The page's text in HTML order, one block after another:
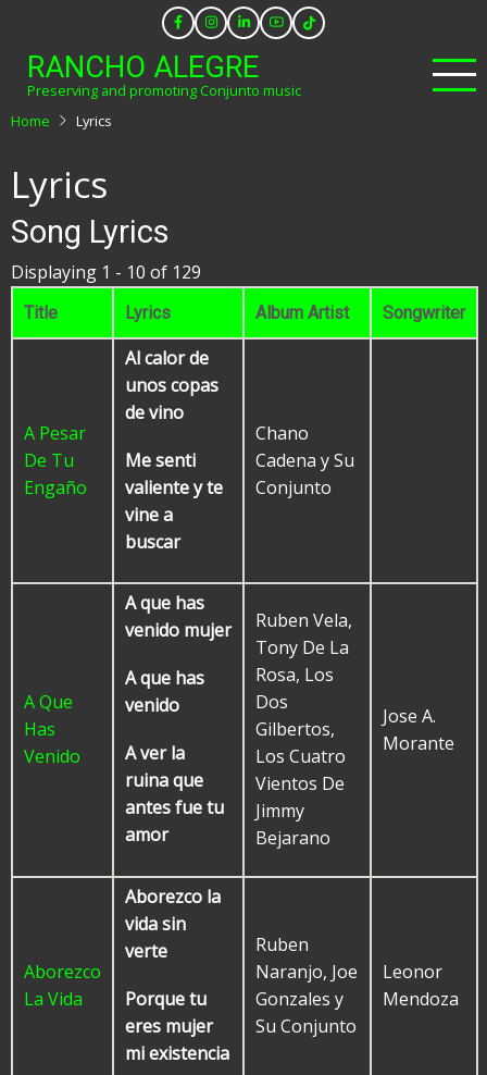
main
content
RANCHO ALEGRE
Preserving and promoting Conjunto music
Home
Lyrics
Lyrics
Song Lyrics
Displaying 1 - 10 of 129
Title Lyrics Album Artist Songwriter
A Pesar
De Tu
Engaño
Al calor de
unos copas
de vino
Me senti
valiente y te
vine a
buscar
Chano
Cadena y Su
Conjunto
A Que
Has
Venido
A que has
venido mujer
A que has
venido
A ver la
ruina que
antes fue tu
amor
Ruben Vela,
Tony De La
Rosa, Los
Dos
Gilbertos,
Los Cuatro
Vientos De
Jimmy
Bejarano
Jose A.
Morante
Aborezco
La Vida
Aborezco la
vida sin
verte
Porque tu
eres mujer
mi existencia
Ruben
Naranjo, Joe
Gonzales y
Su Conjunto
Leonor
Mendoza